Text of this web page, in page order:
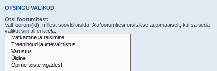
OTSINGU VALIKUD
Otsi foorumitest:
Vali foorumi(id), millest soovid otsida. Alafoorumitest otsitakse automaatselt, kui sa seda
valikut siin all ei keela.